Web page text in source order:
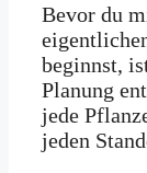
Bevor du
beginnst,
Planung
jede
jeden